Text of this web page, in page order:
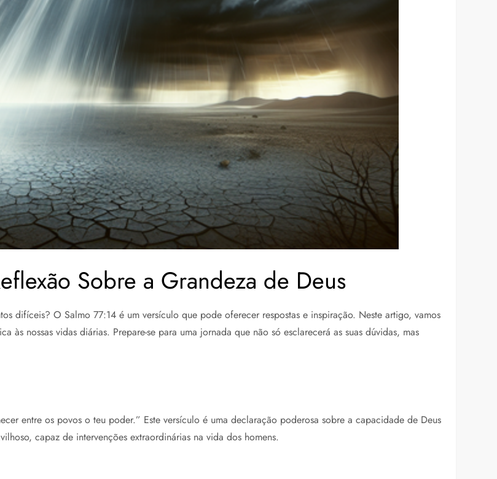
Sobre a Grandeza de Deus
difíceis? O Salmo 77:14 é um versículo que pode oferecer respostas e inspiração. Neste artigo, vamos
nossas vidas diárias. Prepare-se para uma jornada que não só esclarecerá as suas dúvidas, mas
entre os povos o teu poder.” Este versículo é uma declaração poderosa sobre a capacidade de Deus
capaz de intervenções extraordinárias na vida dos homens.